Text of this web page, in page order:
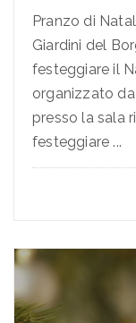
Pranzo di
Giardini del
festeggiare il
organizzato
presso la sala
festeggiare ...